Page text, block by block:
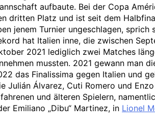
aufbaute. Bei der Copa
dritten Platz und ist seit dem
jenem Turnier ungeschlagen, sprich
hat Italien inne, die zwischen
2021 lediglich zwei Matches
mussten. 2021 gewann man
das Finalissima gegen Italien und
Julián Álvarez, Cuti Romero und
und älteren Spielern,
Emiliano „Dibu“ Martinez, in Lionel